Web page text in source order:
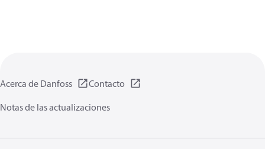
Acerca de Danfoss
Contacto
Notas de las actualizaciones